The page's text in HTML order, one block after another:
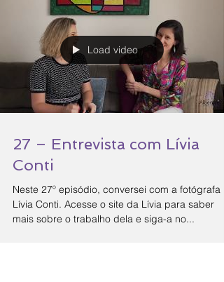
Load video
27 – Entrevista com Lívia
Conti
Neste 27º episódio, conversei com a fotógrafa
Lívia Conti. Acesse o site da Lívia para saber
mais sobre o trabalho dela e siga-a no...